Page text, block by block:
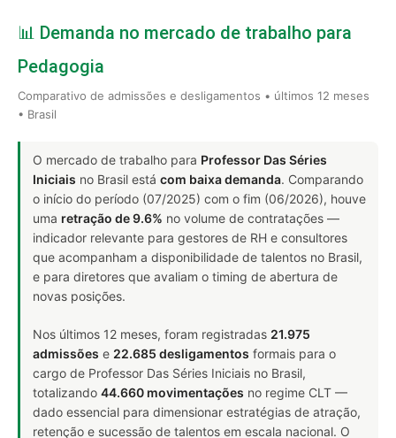
📊 Demanda no mercado de trabalho para
Pedagogia
Comparativo de admissões e desligamentos • últimos 12 meses
• Brasil
O mercado de trabalho para Professor Das Séries
Iniciais no Brasil está com baixa demanda. Comparando
o início do período (07/2025) com o fim (06/2026), houve
uma retração de 9.6% no volume de contratações —
indicador relevante para gestores de RH e consultores
que acompanham a disponibilidade de talentos no Brasil,
e para diretores que avaliam o timing de abertura de
novas posições.
Nos últimos 12 meses, foram registradas 21.975
admissões e 22.685 desligamentos formais para o
cargo de Professor Das Séries Iniciais no Brasil,
totalizando 44.660 movimentações no regime CLT —
dado essencial para dimensionar estratégias de atração,
retenção e sucessão de talentos em escala nacional. O